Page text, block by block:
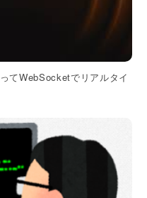
てWebSocketでリアルタイ